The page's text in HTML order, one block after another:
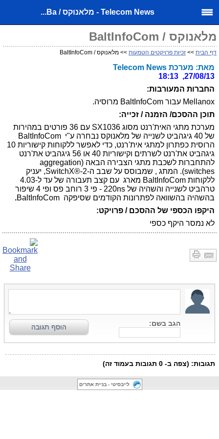
Telecom News - מלאנוקס / Ba...
מלאנוקס / BaltInfoCom
דף הבית >> זכיות פרויקטים הטמעות >> מלאנוקס / BaltInfoCom
מאת: מערכת Telecom News
27/08/13, 18:13
החברות המעורבות:
Mellanox עבור BaltInfoCom מרוסיה.
תוכן ההסכם/ הזמנה / זכייה:
מערכת מתגי האית'רנט מסוג SX1036
עם 36 פורטים במהירות
של 40 גיגהביט לשנייה של מלאנוקס נבחרה ע"י
BaltInfoCom
הרוסית כפתרון למתגי אית'רנט, כדי לאפשר ללקוחות קישוריות 10
גיגהביט את'רנט לשרתים וקישוריות 40 או 56 גיגהביט את'רנט
להתחברות לשכבת מתגי הצבירה הבאה (aggregation
switches). המתג , שמבוסס על שבב ה-SwitchX®-2, יעניק
ללקוחות BaltInfoCom מארג עם קצב תעבורה של עד ל-4.03
טרהביט לשנייה והשהיה של 220ns
- פי 3 רוחב פס ופי 4 שיפור
בהשהיה בהשוואה לפתרונות הקודמים שסיפקה BaltInfoCom
.
היקפו הכספי של ההסכם / פרויקט:
לא נמסר היקף כספי
לייבסיטי - בניית אתרים